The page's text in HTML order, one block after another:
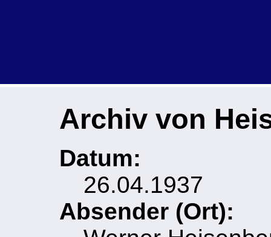
Archiv von
Datum:
26.04.1937
Absender (Ort):